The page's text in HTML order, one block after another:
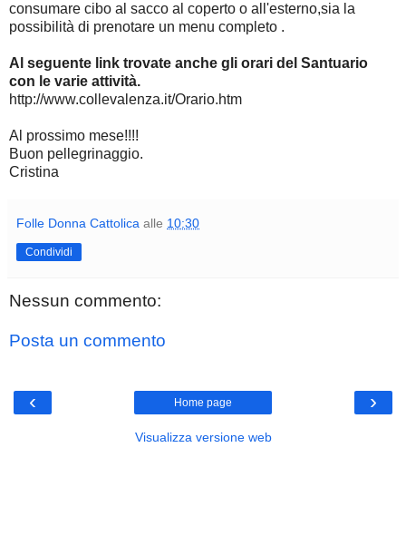
consumare cibo al sacco al coperto o all'esterno,sia la
possibilità di prenotare un menu completo .
Al seguente link trovate anche gli orari del Santuario
con le varie attività.
http://www.collevalenza.it/Orario.htm
Al prossimo mese!!!!
Buon pellegrinaggio.
Cristina
Folle Donna Cattolica alle 10:30
Condividi
Nessun commento:
Posta un commento
‹ ›
Home page
Visualizza versione web